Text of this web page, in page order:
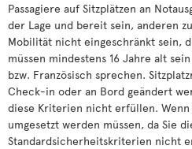
Passagiere auf Sitzplätzen an
der Lage und bereit sein, anderen
Mobilität nicht eingeschränkt sein,
müssen mindestens 16 Jahre alt
bzw. Französisch sprechen.
Check-in oder an Bord geändert
diese Kriterien nicht erfüllen.
umgesetzt werden müssen, da Sie
Standardsicherheitskriterien nicht